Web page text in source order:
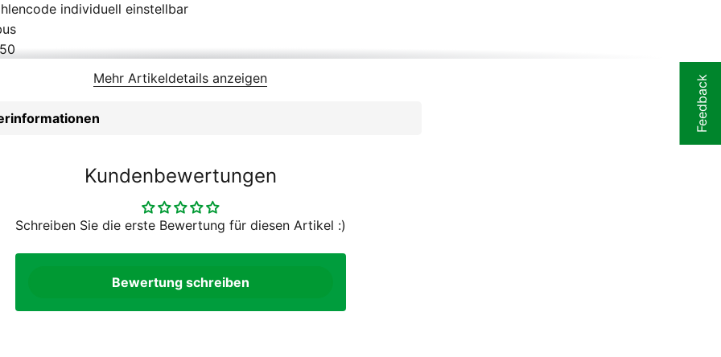
individuell einstellbar
Mehr Artikeldetails anzeigen
Kundenbewertungen
Schreiben Sie die erste Bewertung für diesen Artikel :)
Bewertung schreiben
Feedback